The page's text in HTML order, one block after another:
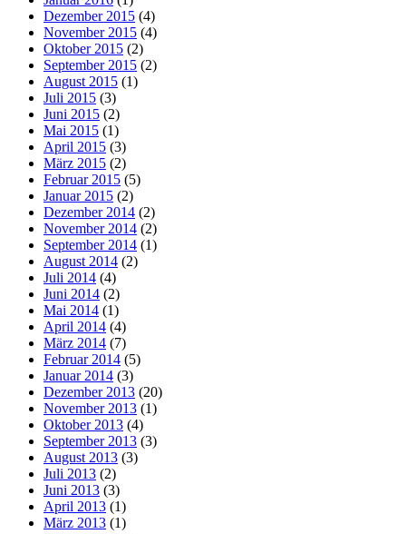
Dezember 2015 (4)
November 2015 (4)
Oktober 2015 (2)
September 2015 (2)
August 2015 (1)
Juli 2015 (3)
Juni 2015 (2)
Mai 2015 (1)
April 2015 (3)
März 2015 (2)
Februar 2015 (5)
Januar 2015 (2)
Dezember 2014 (2)
November 2014 (2)
September 2014 (1)
August 2014 (2)
Juli 2014 (4)
Juni 2014 (2)
Mai 2014 (1)
April 2014 (4)
März 2014 (7)
Februar 2014 (5)
Januar 2014 (3)
Dezember 2013 (20)
November 2013 (1)
Oktober 2013 (4)
September 2013 (3)
August 2013 (3)
Juli 2013 (2)
Juni 2013 (3)
April 2013 (1)
März 2013 (1)